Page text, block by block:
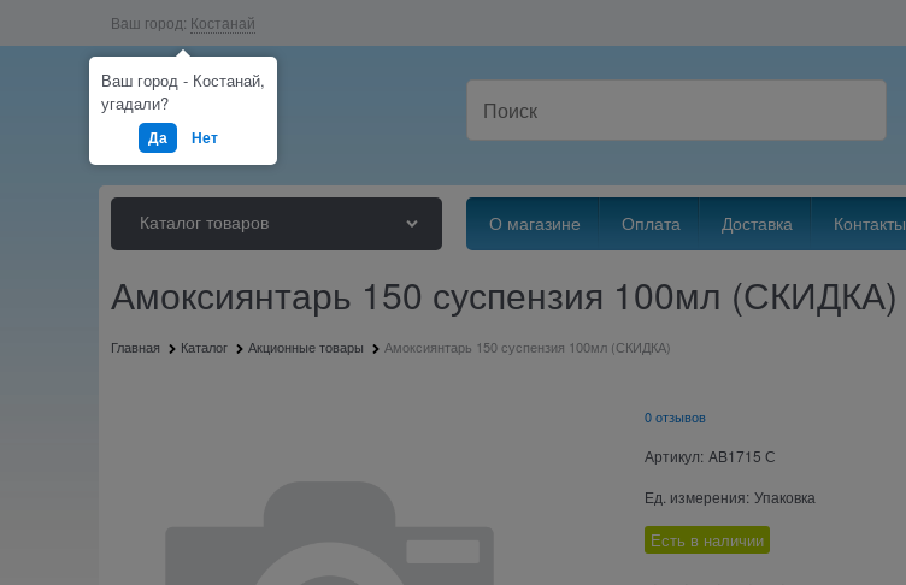
Ваш город: Костанай
Каталог товаров О магазине Оплата Доставка Контакты
Амоксиянтарь 150 суспензия 100мл (СКИДКА)
Главная Каталог Акционные товары Амоксиянтарь 150 суспензия 100мл (СКИДКА)
0 отзывов
Артикул: AB1715 С
Ед. измерения: Упаковка
Есть в наличии
Ваш город - Костанай,
угадали?
Да Нет